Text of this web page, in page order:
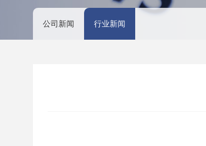
公司新闻 行业新闻